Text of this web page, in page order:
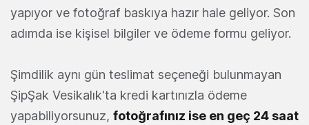
yapıyor ve fotoğraf baskıya hazır hale geliyor. Son
adımda ise kişisel bilgiler ve ödeme formu geliyor.
Şimdilik aynı gün teslimat seçeneği bulunmayan
ŞipŞak Vesikalık'ta kredi kartınızla ödeme
yapabiliyorsunuz, fotoğrafınız ise en geç 24 saat